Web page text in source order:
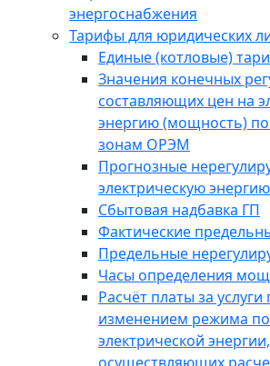
энергоснабжения
Тарифы для юридических
Единые (котловые)
Значения конечных
составляющих цен на
энергию (мощность)
зонам ОРЭМ
Прогнозные
электрическую энергию
Сбытовая надбавка ГП
Фактические
Предельные
Часы определения
Расчёт платы за
изменением режима
электрической энергии,